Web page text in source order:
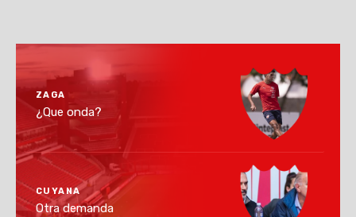
ZAGA
¿Que onda?
CUYANA
Otra demanda